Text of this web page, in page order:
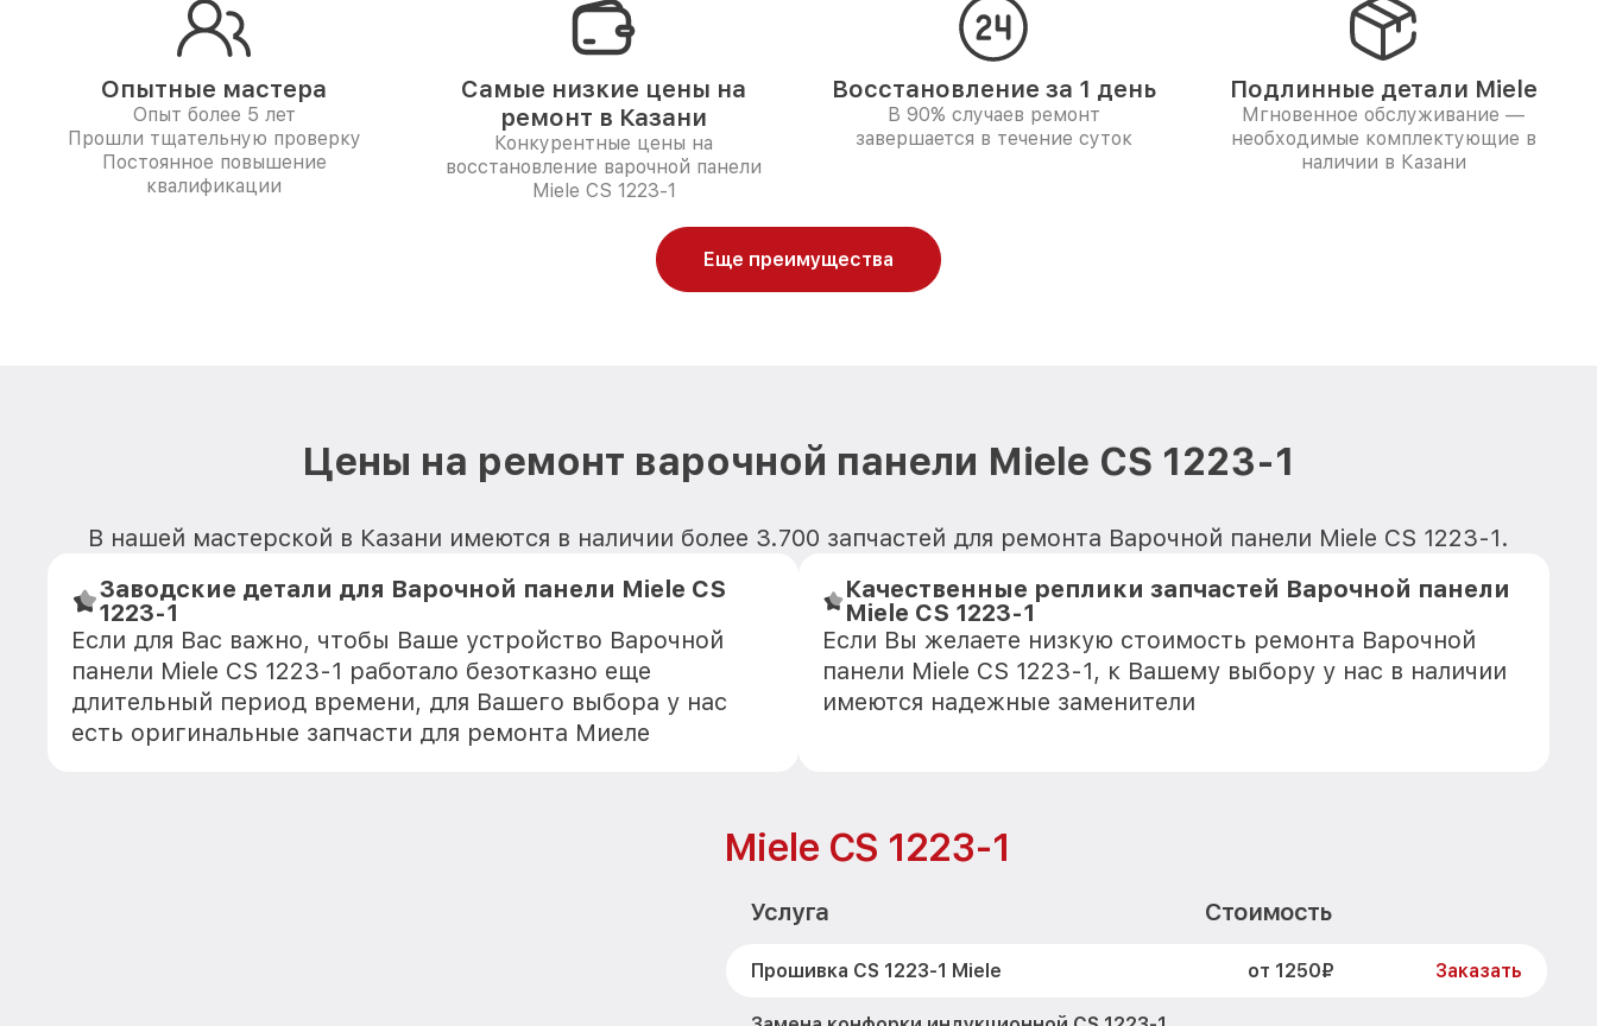
Опытные мастера
Опыт более 5 лет
Прошли тщательную проверку
Постоянное повышение
квалификации
Самые низкие цены на
ремонт в Казани
Конкурентные цены на
восстановление варочной панели
Miele CS 1223-1
Восстановление за 1 день
В 90% случаев ремонт
завершается в течение суток
Подлинные детали Miele
Мгновенное обслуживание —
необходимые комплектующие в
наличии в Казани
Еще преимущества
Цены на ремонт варочной панели Miele CS 1223-1
В нашей мастерской в Казани имеются в наличии более 3.700 запчастей для ремонта Варочной панели Miele CS 1223-1.
Заводские детали для Варочной панели Miele CS
1223-1
Если для Вас важно, чтобы Ваше устройство Варочной
панели Miele CS 1223-1 работало безотказно еще
длительный период времени, для Вашего выбора у нас
есть оригинальные запчасти для ремонта Миеле
Качественные реплики запчастей Варочной панели
Miele CS 1223-1
Если Вы желаете низкую стоимость ремонта Варочной
панели Miele CS 1223-1, к Вашему выбору у нас в наличии
имеются надежные заменители
Miele CS 1223-1
Услуга Стоимость
Прошивка CS 1223-1 Miele от 1250₽ Заказать